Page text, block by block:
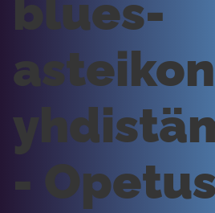
blues-
asteikon
- Opetus